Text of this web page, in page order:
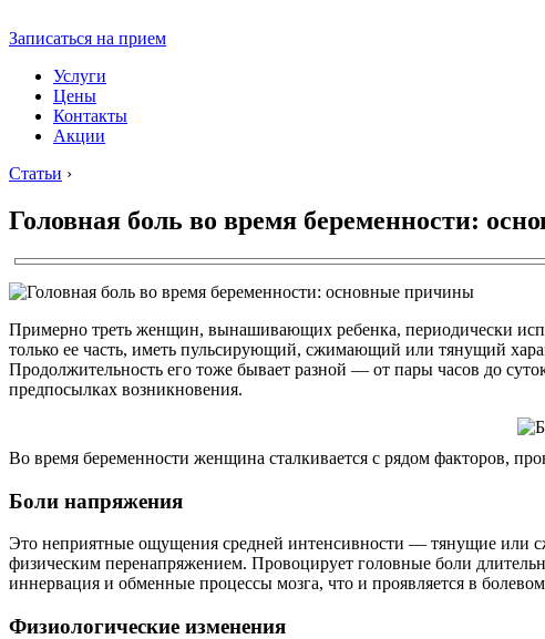
Записаться на прием
Услуги
Цены
Контакты
Акции
Статьи ›
Головная боль во время беременности:
Примерно треть женщин, вынашивающих ребенка, периодически
только ее часть, иметь пульсирующий, сжимающий или тянущий
Продолжительность его тоже бывает разной — от пары часов до
предпосылках возникновения.
Во время беременности женщина сталкивается с рядом факторов,
Боли напряжения
Это неприятные ощущения средней интенсивности — тянущие или
физическим перенапряжением. Провоцирует головные боли
иннервация и обменные процессы мозга, что и проявляется в
Физиологические изменения